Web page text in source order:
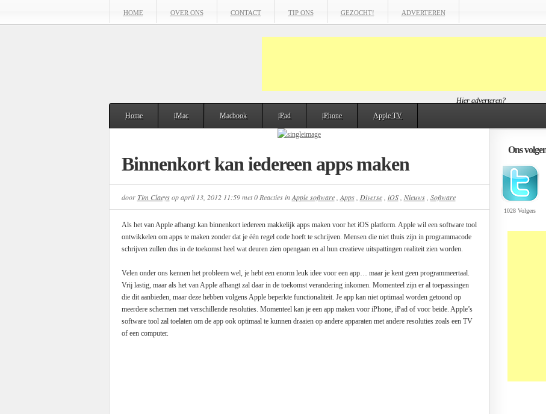
HOME OVER ONS CONTACT TIP ONS GEZOCHT! ADVERTEREN
Hier adverteren?
Home
iMac Macbook iPad iPhone Apple TV
Binnenkort kan iedereen apps maken
doorTim Claeysopapril 13, 2012 11:59met0 ReactiesinApple software, Apps, Diverse, iOS, Nieuws, Software
Als het van Apple afhangt kan binnenkort iedereen makkelijk apps maken voor het iOS platform. Apple wil een software tool
ontwikkelen om apps te maken zonder dat je één regel code hoeft te schrijven. Mensen die niet thuis zijn in programmacode
schrijven zullen dus in de toekomst heel wat deuren zien opengaan en al hun creatieve uitspattingen realiteit zien worden.
Velen onder ons kennen het probleem wel, je hebt een enorm leuk idee voor een app… maar je kent geen programmeertaal.
Vrij lastig, maar als het van Apple afhangt zal daar in de toekomst verandering inkomen. Momenteel zijn er al toepassingen
die dit aanbieden, maar deze hebben volgens Apple beperkte functionaliteit. Je app kan niet optimaal worden getoond op
meerdere schermen met verschillende resoluties. Momenteel kan je een app maken voor iPhone, iPad of voor beide. Apple’s
software tool zal toelaten om de app ook optimaal te kunnen draaien op andere apparaten met andere resoluties zoals een TV
of een computer.
Ons
1028 Volgers